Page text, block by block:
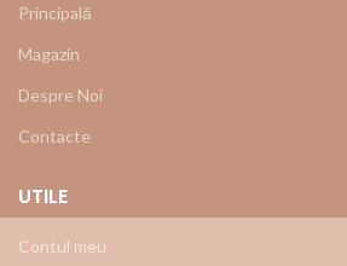
Principală
Magazin
Despre Noi
Contacte
UTILE
Contul meu